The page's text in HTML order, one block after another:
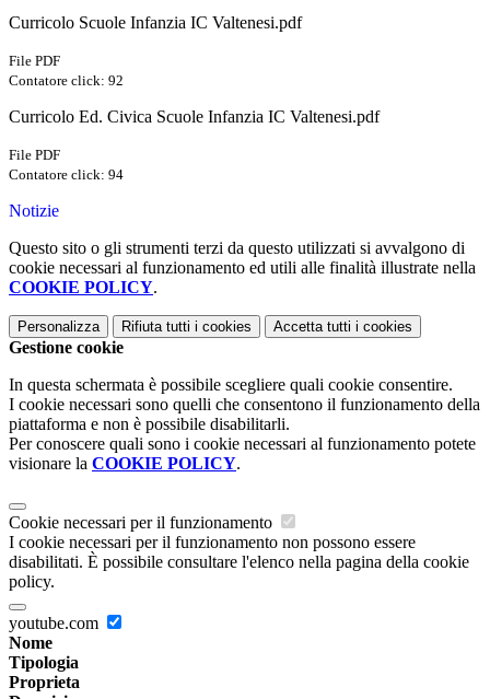
Curricolo Scuole Infanzia IC Valtenesi.pdf
File PDF
Contatore click: 92
Curricolo Ed. Civica Scuole Infanzia IC Valtenesi.pdf
File PDF
Contatore click: 94
Notizie
Questo sito o gli strumenti terzi da questo utilizzati si avvalgono di
cookie necessari al funzionamento ed utili alle finalità illustrate nella
COOKIE POLICY.
Personalizza Rifiuta tutti i cookies Accetta tutti i cookies
Gestione cookie
In questa schermata è possibile scegliere quali cookie consentire.
I cookie necessari sono quelli che consentono il funzionamento della
piattaforma e non è possibile disabilitarli.
Per conoscere quali sono i cookie necessari al funzionamento potete
visionare la COOKIE POLICY.
Cookie necessari per il funzionamento
I cookie necessari per il funzionamento non possono essere
disabilitati. È possibile consultare l'elenco nella pagina della cookie
policy.
youtube.com
Nome
Tipologia
Proprieta